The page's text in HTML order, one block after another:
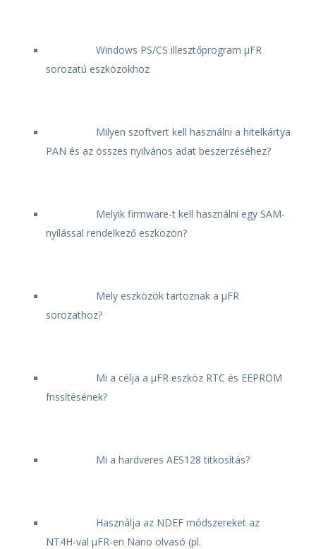
Windows PS/CS illesztőprogram μFR
sorozatú eszközökhöz
Milyen szoftvert kell használni a hitelkártya
PAN és az összes nyilvános adat beszerzéséhez?
Melyik firmware-t kell használni egy SAM-
nyílással rendelkező eszközön?
Mely eszközök tartoznak a μFR
sorozathoz?
Mi a célja a μFR eszköz RTC és EEPROM
frissítésének?
Mi a hardveres AES128 titkosítás?
Használja az NDEF módszereket az
NT4H-val μFR-en Nano olvasó (pl.